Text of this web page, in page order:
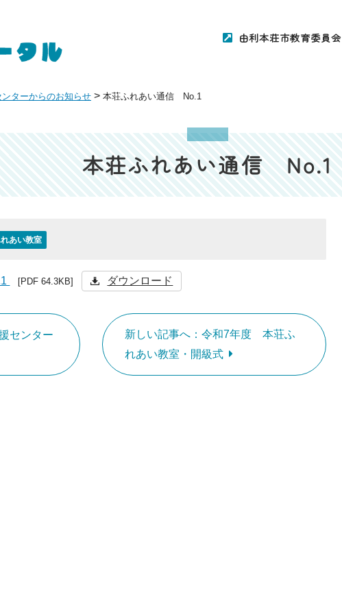
由利本荘市教育委員会
ターからのお知らせ > 本荘ふれあい通信 No.1
本荘ふれあい通信 No.1
あい教室
[PDF 64.3KB] ダウンロード
センター
新しい記事へ：令和7年度 本荘ふ
れあい教室・開級式